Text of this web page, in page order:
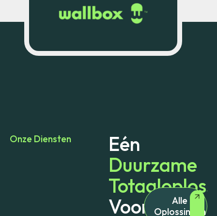
Onze Diensten
Eén
Duurzame
Voor
Alle
Oplossingen